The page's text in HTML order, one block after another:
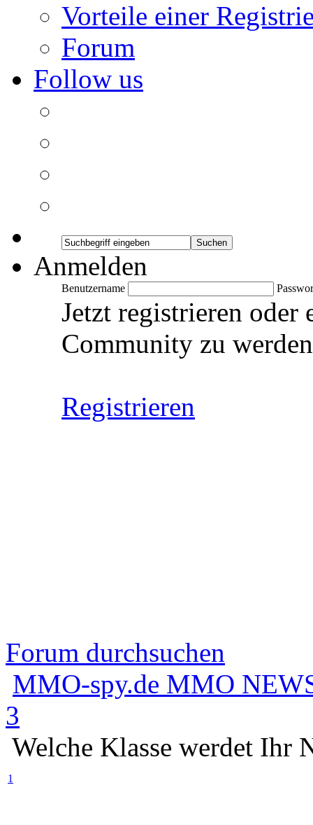
Vorteile einer
Forum
Follow us
Anmelden
Benutzername
Jetzt registrieren
Community zu
Registrieren
Forum durchsuchen
MMO-spy.de MMO
3
Welche Klasse werdet Ihr
1